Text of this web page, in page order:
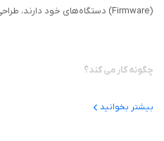
(Firmware) دستگاه‌های خود دارند، طراحی شده است.
چگونه کار می کند؟
بیشتر بخوانید